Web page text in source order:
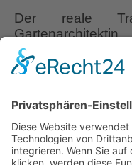
Der reale
Münchnerin
von Gärten in
Norden kenne ich
die nördlichen
über den